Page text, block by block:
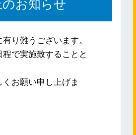
お知らせ
り難うございます。
で実施致することと
お願い申し上げま